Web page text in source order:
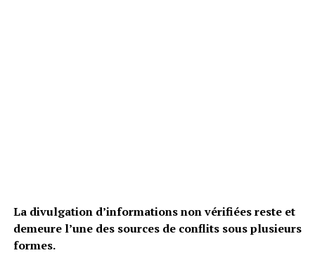
La divulgation d’informations non vérifiées reste et
demeure l’une des sources de conflits sous plusieurs
formes.